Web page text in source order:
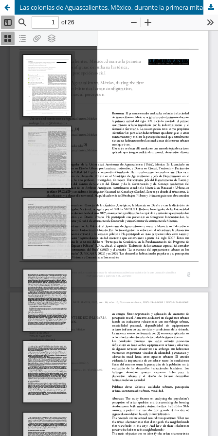
Las colonias de Aguascalientes, Mëxico, durante la primera mitad del sigloXX: